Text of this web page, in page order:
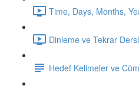
Time, Days, Months,
Dinleme ve Tekrar
Hedef Kelimeler ve